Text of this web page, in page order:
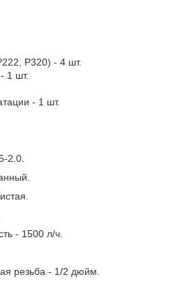
Р320) - 4 шт.
1 шт.
- 1 шт.
2.0.
- 1500 л/ч.
резьба - 1/2 дюйм.